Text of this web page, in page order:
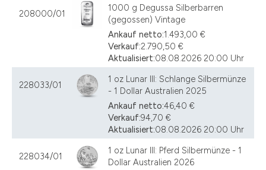
208000/01
1000 g Degussa Silberbarren
(gegossen) Vintage
Ankauf netto:1.493,00 €
Verkauf:2.790,50 €
Aktualisiert:08.08.2026 20:00 Uhr
228033/01
1 oz Lunar III: Schlange Silbermünze
- 1 Dollar Australien 2025
Ankauf netto:46,40 €
Verkauf:94,70 €
Aktualisiert:08.08.2026 20:00 Uhr
228034/01
1 oz Lunar III: Pferd Silbermünze - 1
Dollar Australien 2026